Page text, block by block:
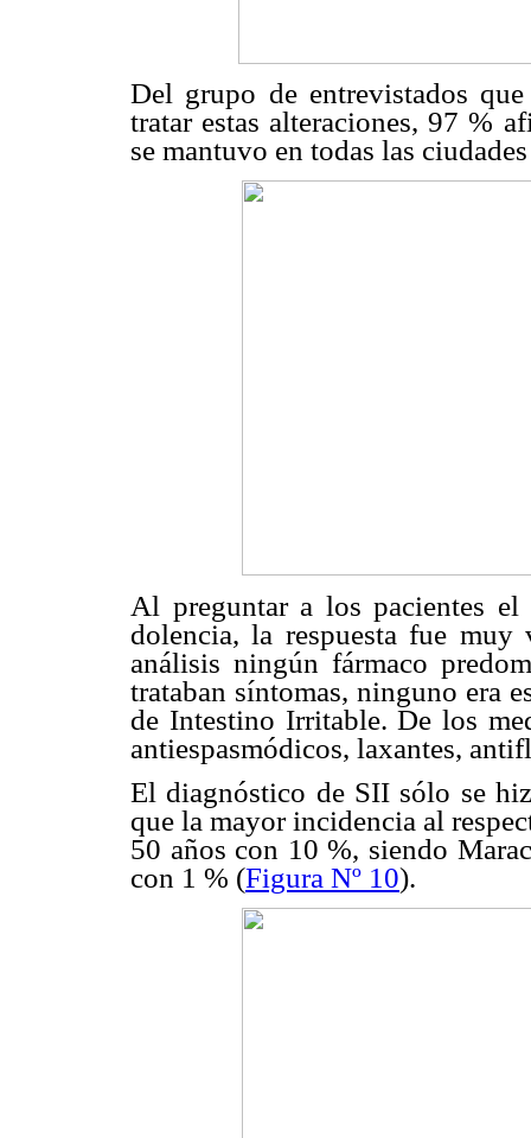
Del grupo de entrevistados
tratar estas alteraciones, 97 %
se mantuvo en todas las
Al preguntar a los pacientes el
dolencia, la respuesta fue
análisis ningún fármaco
trataban síntomas, ninguno era
de Intestino Irritable. De los
antiespasmódicos, laxantes,
El diagnóstico de SII sólo se
que la mayor incidencia al
50 años con 10 %, siendo
con 1 % (Figura Nº 10).